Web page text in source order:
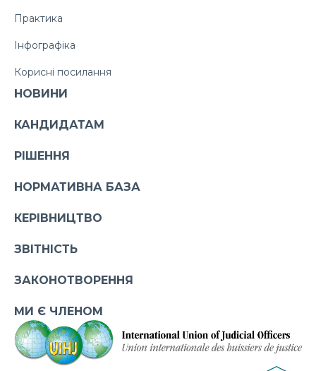
Практика
Інфографіка
Корисні посилання
НОВИНИ
КАНДИДАТАМ
РІШЕННЯ
НОРМАТИВНА БАЗА
КЕРІВНИЦТВО
ЗВІТНІСТЬ
ЗАКОНОТВОРЕННЯ
МИ Є ЧЛЕНОМ